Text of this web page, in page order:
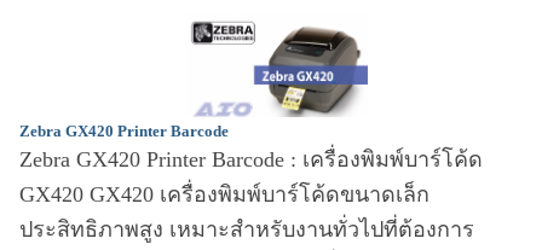
Zebra GX420 Printer Barcode
Zebra GX420 Printer Barcode : เครื่องพิมพ์บาร์โค้ด
GX420 GX420 เครื่องพิมพ์บาร์โค้ดขนาดเล็ก
ประสิทธิภาพสูง เหมาะสำหรับงานทั่วไปที่ต้องการ